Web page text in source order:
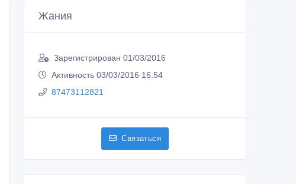
Жания
Зарегистрирован 01/03/2016
Активность 03/03/2016 16:54
87473112821
Связаться